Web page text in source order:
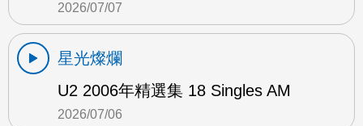
2026/07/07
星光燦爛
U2 2006年精選集 18 Singles AM
2026/07/06